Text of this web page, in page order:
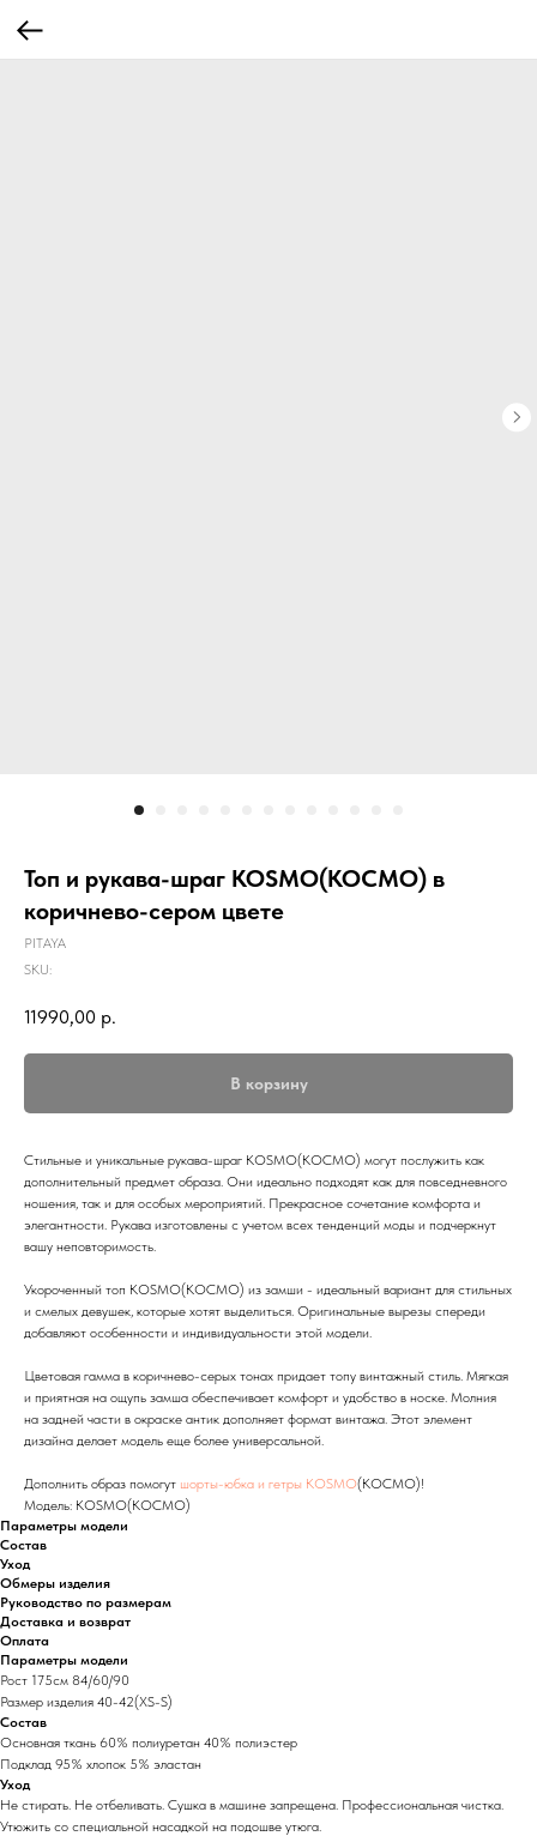
Топ и рукава-шраг KOSMO(КОСМО) в
коричнево-сером цвете
PITAYA
SKU:
11990,00 р.
В корзину
Стильные и уникальные рукава-шраг KOSMO(КОСМО) могут послужить как
дополнительный предмет образа. Они идеально подходят как для повседневного
ношения, так и для особых мероприятий. Прекрасное сочетание комфорта и
элегантности. Рукава изготовлены с учетом всех тенденций моды и подчеркнут
вашу неповторимость.
Укороченный топ KOSMO(КОСМО) из замши - идеальный вариант для стильных
и смелых девушек, которые хотят выделиться. Оригинальные вырезы спереди
добавляют особенности и индивидуальности этой модели.
Цветовая гамма в коричнево-серых тонах придает топу винтажный стиль. Мягкая
и приятная на ощупь замша обеспечивает комфорт и удобство в носке. Молния
на задней части в окраске антик дополняет формат винтажа. Этот элемент
дизайна делает модель еще более универсальной.
Дополнить образ помогут шорты-юбка и гетры KOSMO(КОСМО)!
Модель: KOSMO(КОСМО)
Параметры модели
Состав
Уход
Обмеры изделия
Руководство по размерам
Доставка и возврат
Оплата
Параметры модели
Рост 175см 84/60/90
Размер изделия 40-42(XS-S)
Состав
Основная ткань 60% полиуретан 40% полиэстер
Подклад 95% хлопок 5% эластан
Уход
Не стирать. Не отбеливать. Сушка в машине запрещена. Профессиональная чистка.
Утюжить со специальной насадкой на подошве утюга.